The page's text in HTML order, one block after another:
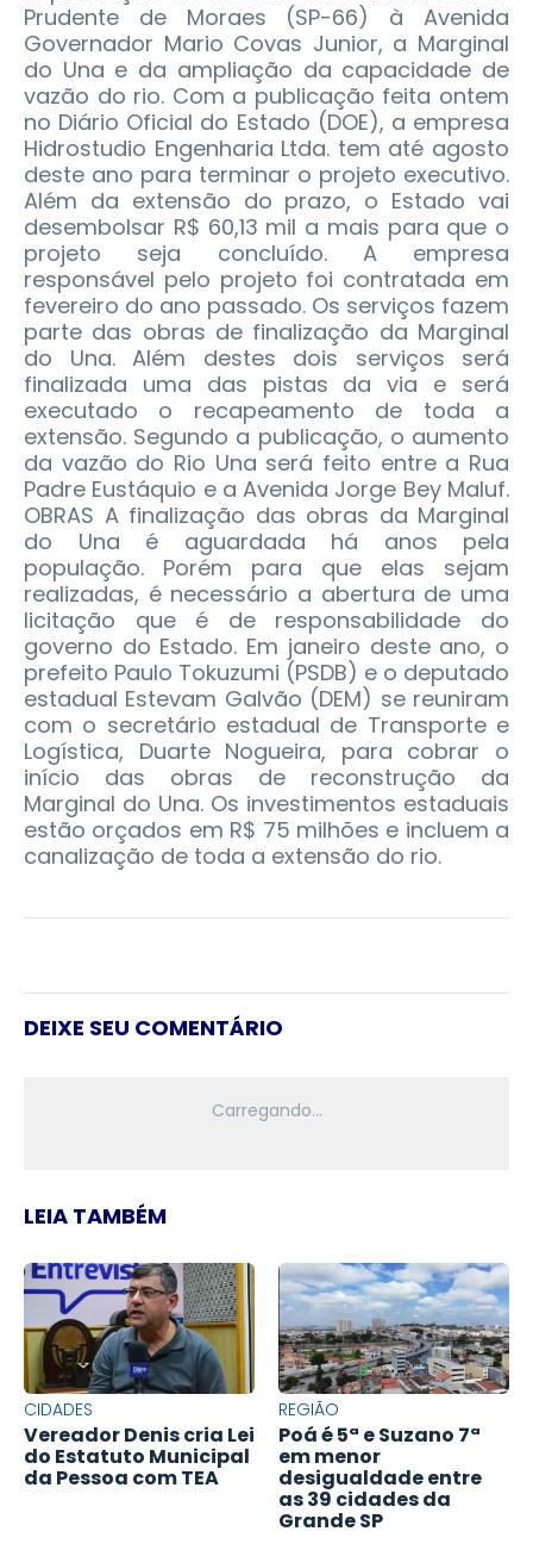
Prudente de Moraes (SP-66) à Avenida
Governador Mario Covas Junior, a Marginal
do Una e da ampliação da capacidade de
vazão do rio. Com a publicação feita ontem
no Diário Oficial do Estado (DOE), a empresa
Hidrostudio Engenharia Ltda. tem até agosto
deste ano para terminar o projeto executivo.
Além da extensão do prazo, o Estado vai
desembolsar R$ 60,13 mil a mais para que o
projeto seja concluído. A empresa
responsável pelo projeto foi contratada em
fevereiro do ano passado. Os serviços fazem
parte das obras de finalização da Marginal
do Una. Além destes dois serviços será
finalizada uma das pistas da via e será
executado o recapeamento de toda a
extensão. Segundo a publicação, o aumento
da vazão do Rio Una será feito entre a Rua
Padre Eustáquio e a Avenida Jorge Bey Maluf.
OBRAS A finalização das obras da Marginal
do Una é aguardada há anos pela
população. Porém para que elas sejam
realizadas, é necessário a abertura de uma
licitação que é de responsabilidade do
governo do Estado. Em janeiro deste ano, o
prefeito Paulo Tokuzumi (PSDB) e o deputado
estadual Estevam Galvão (DEM) se reuniram
com o secretário estadual de Transporte e
Logística, Duarte Nogueira, para cobrar o
início das obras de reconstrução da
Marginal do Una. Os investimentos estaduais
estão orçados em R$ 75 milhões e incluem a
canalização de toda a extensão do rio.
DEIXE SEU COMENTÁRIO
LEIA TAMBÉM
CIDADES
Vereador Denis cria Lei
do Estatuto Municipal
da Pessoa com TEA
REGIÃO
Poá é 5ª e Suzano 7ª
em menor
desigualdade entre
as 39 cidades da
Grande SP